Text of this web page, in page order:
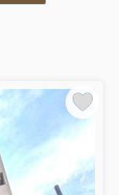
数料無料の